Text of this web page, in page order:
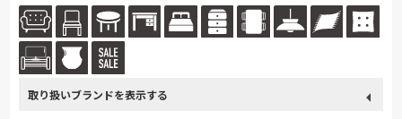
客様にお届けしています。ウォールナットへのこだわりを持ちその美しさ
と...続きを読む